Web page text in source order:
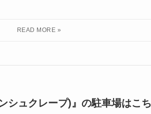
シュクレープ)』の駐車場はこ